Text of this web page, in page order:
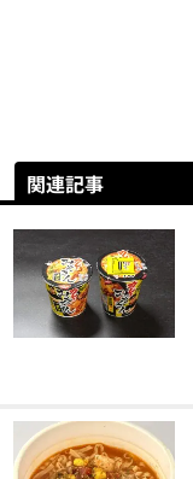
関連記事